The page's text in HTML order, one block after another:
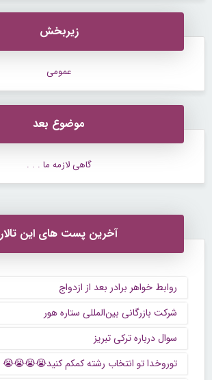
زیربخش
عمومی
موضوع بعد
گاهی لازمه ما . . .
آخرین پست های این تالار
روابط خواهر برادر بعد از ازدواج
شرکت بازرگانی بین‌المللی ستاره هور
سوال درباره ترکی تبریز
توروخدا تو انتخاب رشته کمکم کنید😭😭😭😭